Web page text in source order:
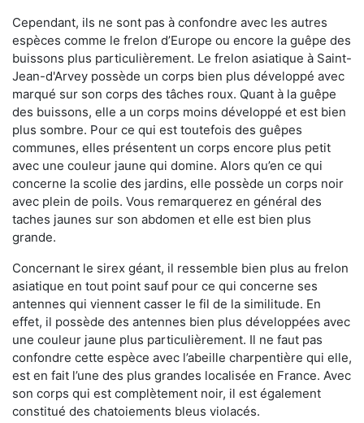
Cependant, ils ne sont pas à confondre avec les autres
espèces comme le frelon d’Europe ou encore la guêpe des
buissons plus particulièrement. Le frelon asiatique à Saint-
Jean-d'Arvey possède un corps bien plus développé avec
marqué sur son corps des tâches roux. Quant à la guêpe
des buissons, elle a un corps moins développé et est bien
plus sombre. Pour ce qui est toutefois des guêpes
communes, elles présentent un corps encore plus petit
avec une couleur jaune qui domine. Alors qu’en ce qui
concerne la scolie des jardins, elle possède un corps noir
avec plein de poils. Vous remarquerez en général des
taches jaunes sur son abdomen et elle est bien plus
grande.
Concernant le sirex géant, il ressemble bien plus au frelon
asiatique en tout point sauf pour ce qui concerne ses
antennes qui viennent casser le fil de la similitude. En
effet, il possède des antennes bien plus développées avec
une couleur jaune plus particulièrement. Il ne faut pas
confondre cette espèce avec l’abeille charpentière qui elle,
est en fait l’une des plus grandes localisée en France. Avec
son corps qui est complètement noir, il est également
constitué des chatoiements bleus violacés.